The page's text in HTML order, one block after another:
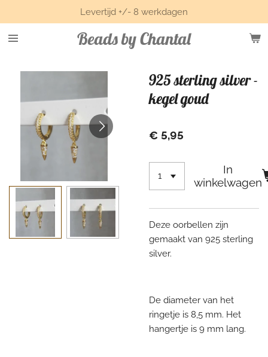
direct
naar
hoofdinhoud
Beads by Chantal
Levertijd +/- 8 werkdagen
925 sterling silver -
kegel goud
€ 5,95
In
winkelwagen
Deze oorbellen zijn
gemaakt van 925 sterling
silver.
De diameter van het
ringetje is 8,5 mm. Het
hangertje is 9 mm lang.